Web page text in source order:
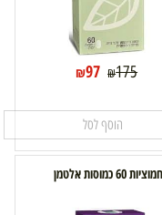
₪175
₪97
הוסף לסל
חמוציות 60 כמוסות אלטמן